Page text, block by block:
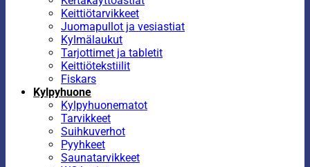
Keittiötarvikkeet
Juomapullot ja vesiastiat
Kylmälaukut
Tarjottimet ja tabletit
Keittiötekstiilit
Fiskars
Kylpyhuone
Kylpyhuonematot
Tarvikkeet
Suihkuverhot
Pyyhkeet
Saunatarvikkeet